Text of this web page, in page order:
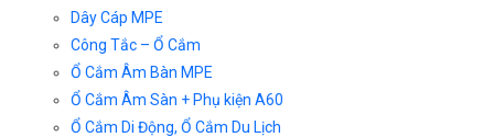
Dây Cáp MPE
Công Tắc – Ổ Cắm
Ổ Cắm Âm Bàn MPE
Ổ Cắm Âm Sàn + Phụ kiện A60
Ổ Cắm Di Động, Ổ Cắm Du Lịch